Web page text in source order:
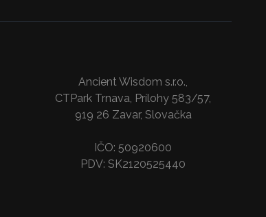
Ancient Wisdom s.r.o.,
CTPark Trnava, Prílohy 583/57,
919 26 Zavar, Slovačka
IČO: 50920600
PDV: SK2120525440